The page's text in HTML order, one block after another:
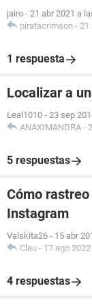
jairo - 21 abr 2021 a
piratacrimson - 21
1 respuesta
Localizar a
Leal1010 - 23 sep
ANAXIMANDRA -
5 respuestas
Cómo
Instagram
Valskita26 - 15 abr
Clau - 17 ago
4 respuestas